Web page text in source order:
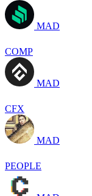
MAD
COMP
MAD
CFX
MAD
PEOPLE